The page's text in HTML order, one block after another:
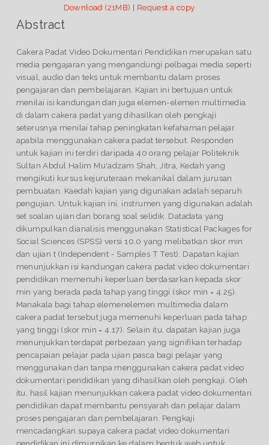
Download (21MB) | Request a copy
Abstract
Cakera Padat Video Dokumentari Pendidikan merupakan satu
media pengajaran yang mengandungi pelbagai media seperti
visual, audio dan teks untuk membantu dalam proses
pengajaran dan pembelajaran. Kajian ini bertujuan untuk
menilai isi kandungan dan juga elemen-elemen multimedia
di dalam cakera padat yang dihasilkan oleh pengkaji
seterusnya menilai tahap peningkatan kefahaman pelajar
apabila menggunakan cakera padat tersebut. Responden
untuk kajian ini terdiri daripada 40 orang pelajar Politeknik
Sultan Abdul Halim Mu'adzam Shah, Jitra, Kedah yang
mengikuti kursus kejuruteraan mekanikal dalam jurusan
pembuatan. Kaedah kajian yang digunakan adalah separuh
pengujian. Untuk kajian ini, instrumen yang digunakan adalah
set soalan ujian dan borang soal selidik. Datadata yang
dikumpulkan dianalisis menggunakan Statistical Packages for
Social Sciences (SPSS) versi 10.0 yang melibatkan skor min
dan ujian t (Independent - Samples T Test). Dapatan kajian
menunjukkan isi kandungan cakera padat video dokumentari
pendidikan memenuhi keperluan berdasarkan kepada skor
min yang berada pada tahap yang tinggi (skor min = 4.25).
Manakala bagi tahap elemenelemen multimedia dalam
cakera padat tersebut juga memenuhi keperluan pada tahap
yang tinggi (skor min = 4.17). Selain itu, dapatan kajian juga
menunjukkan terdapat perbezaan yang signifikan terhadap
pencapaian pelajar pada ujian pasca bagi pelajar yang
menggunakan dan tanpa menggunakan cakera padat video
dokumentari pendidikan yang dihasilkan oleh pengkaji. Oleh
itu, hasil kajian menunjukkan cakera padat video dokumentari
pendidikan dapat membantu pensyarah dan pelajar dalam
proses pengajaran dan pembelajaran. Pengkaji
mencadangkan supaya cakera padat video dokumentari